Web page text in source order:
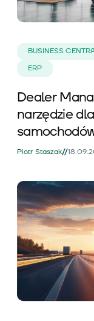
BUSINESS
ERP
Dealer
narzędzie
Piotr Staszak//